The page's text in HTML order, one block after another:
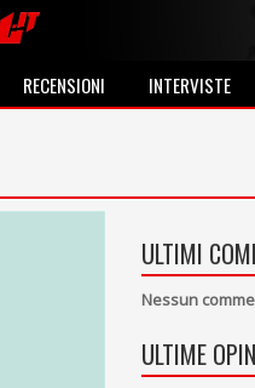
RECENSIONI INTERVISTE
ULTIMI
Nessun
ULTIME